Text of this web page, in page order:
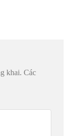
khai. Các